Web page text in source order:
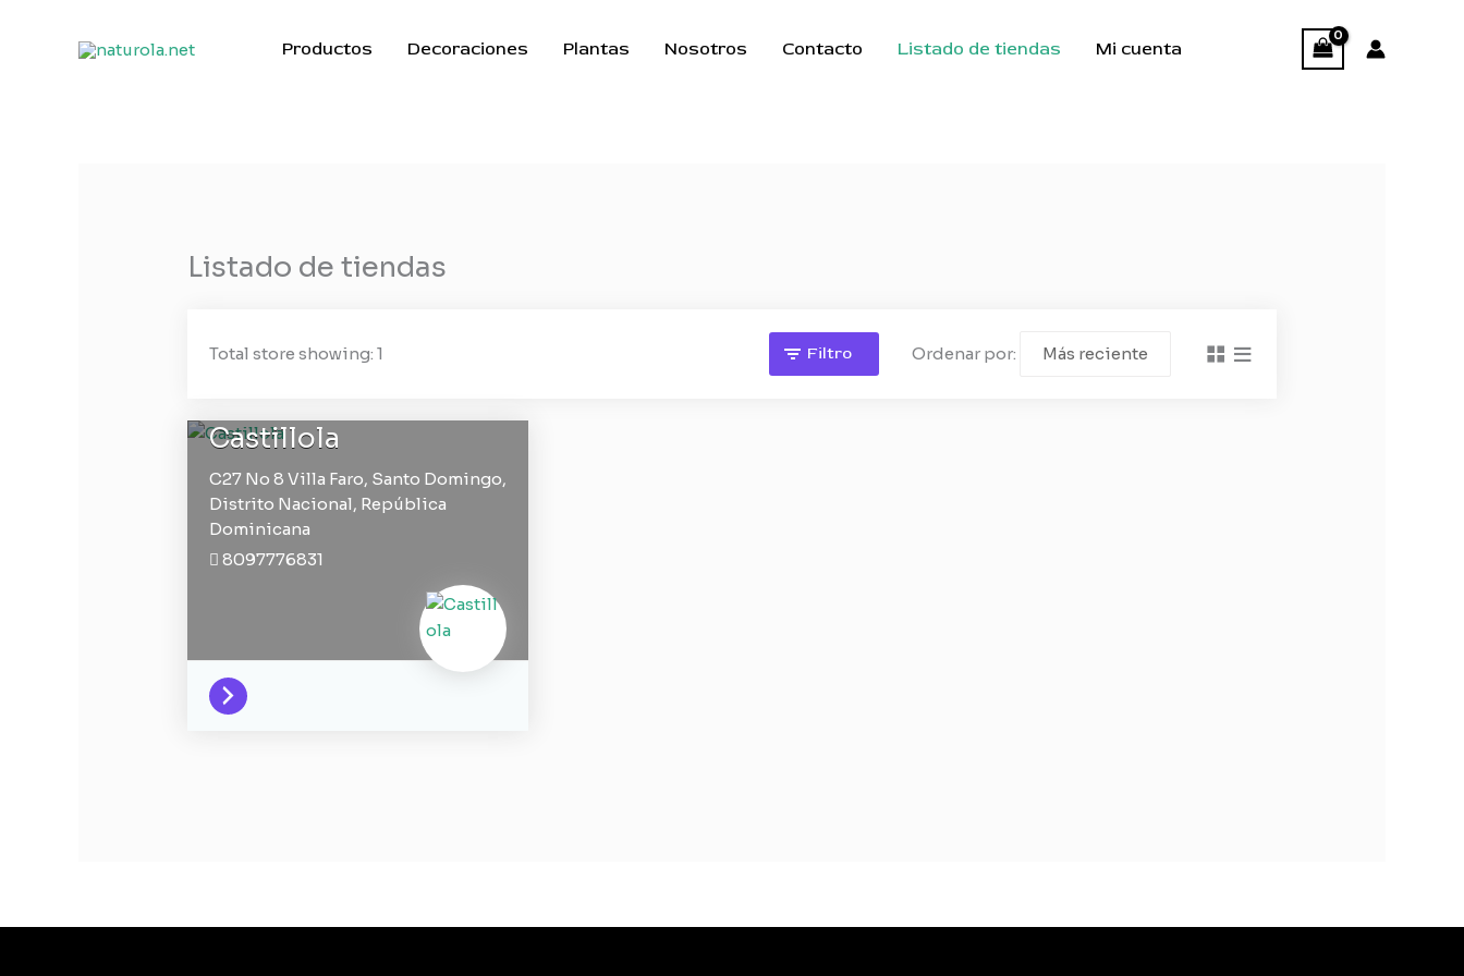
contenido
Productos Decoraciones Plantas Nosotros Contacto Listado de tiendas Mi cuenta
Listado de tiendas
Total store showing: 1 Filtro Ordenar por:
Castillola
C27 No 8 Villa Faro, Santo Domingo,
Distrito Nacional, República
Dominicana
8097776831